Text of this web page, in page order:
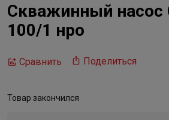
Скважинный насос
100/1 нро
Сравнить Поделиться
Товар закончился